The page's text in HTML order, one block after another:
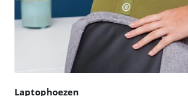
Laptophoezen